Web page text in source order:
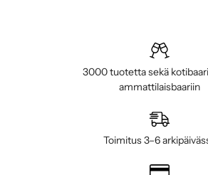
3000 tuotetta sekä
ammattilaisbaariin
Toimitus 3–6